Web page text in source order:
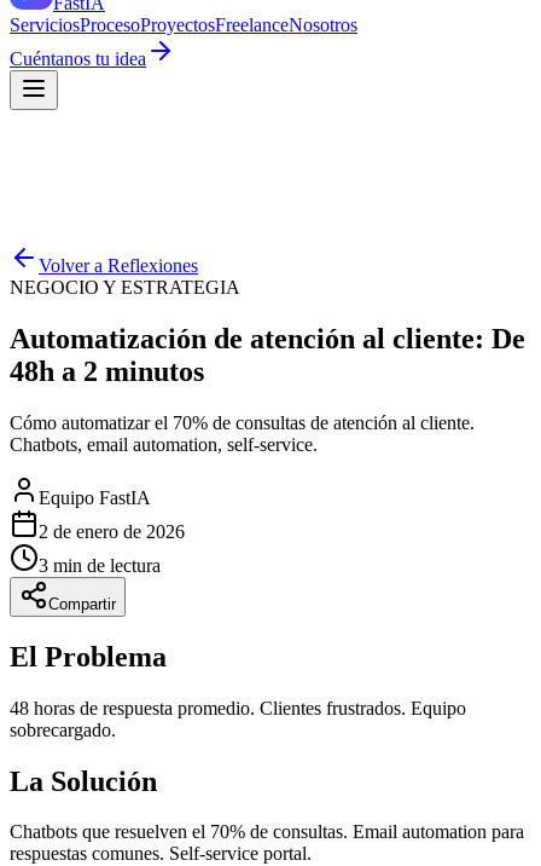
ServiciosProcesoProyectosFreelanceNosotros
Cuéntanos tu idea
Volver a Reflexiones
NEGOCIO Y ESTRATEGIA
Automatización de atención al cliente: De
48h a 2 minutos
Cómo automatizar el 70% de consultas de atención al cliente.
Chatbots, email automation, self-service.
Equipo FastIA
2 de enero de 2026
3 min de lectura
Compartir
El Problema
48 horas de respuesta promedio. Clientes frustrados. Equipo
sobrecargado.
La Solución
Chatbots que resuelven el 70% de consultas. Email automation para
respuestas comunes. Self-service portal.